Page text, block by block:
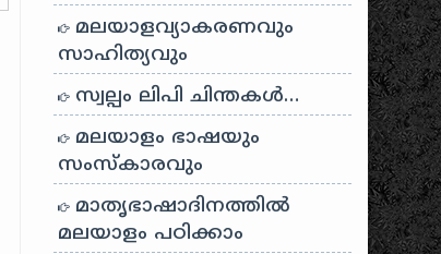
മലയാളവ്യാകരണവും
സാഹിത്യവും
സ്വല്പം ലിപി ചിന്തകൾ…
മലയാളം ഭാഷയും
സംസ്കാരവും
മാതൃഭാഷാദിനത്തിൽ
മലയാളം പഠിക്കാം